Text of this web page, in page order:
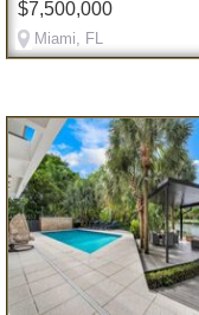
$7,500,000
Miami, FL